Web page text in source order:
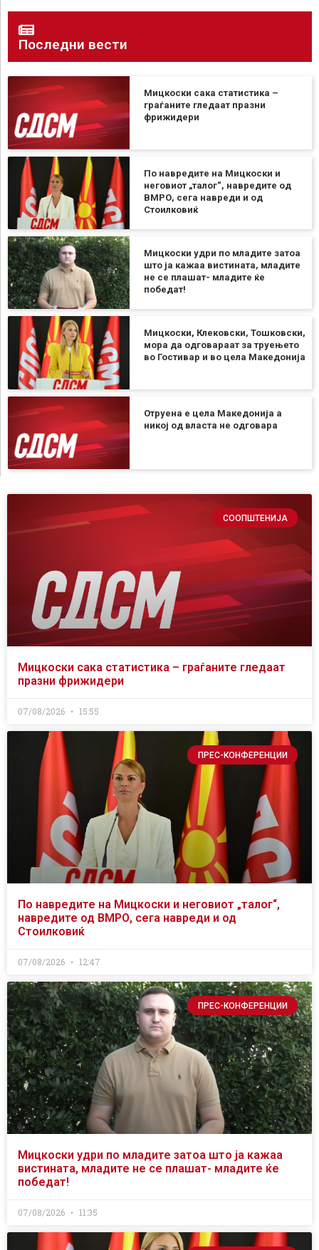
Последни вести
Мицкоски сака статистика –
граѓаните гледаат празни
фрижидери
По навредите на Мицкоски и
неговиот „талог“, навредите од
ВМРО, сега навреди и од
Стоилковиќ
Мицкоски удри по младите затоа
што ја кажаа вистината, младите
не се плашат- младите ќе
победат!
Мицкоски, Клековски, Тошковски,
мора да одговараат за труењето
во Гостивар и во цела Македонија
Отруена е цела Македонија а
никој од власта не одговара
СООПШТЕНИЈА
Мицкоски сака статистика – граѓаните гледаат
празни фрижидери
07/08/2026 15:55
ПРЕС-КОНФЕРЕНЦИИ
По навредите на Мицкоски и неговиот „талог“,
навредите од ВМРО, сега навреди и од
Стоилковиќ
07/08/2026 12:47
ПРЕС-КОНФЕРЕНЦИИ
Мицкоски удри по младите затоа што ја кажаа
вистината, младите не се плашат- младите ќе
победат!
07/08/2026 11:35